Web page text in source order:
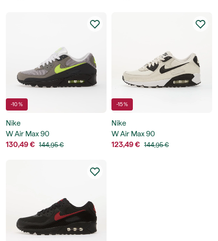
-10 %
Nike
W Air Max 90
130,49 € 144,95 €
-15 %
Nike
W Air Max 90
123,49 € 144,95 €